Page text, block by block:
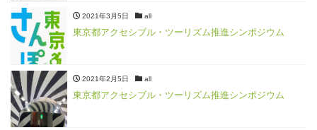
2021年3月5日 all
東京都アクセシブル・ツーリズム推進シンポジウム
2021年2月5日 all
東京都アクセシブル・ツーリズム推進シンポジウム